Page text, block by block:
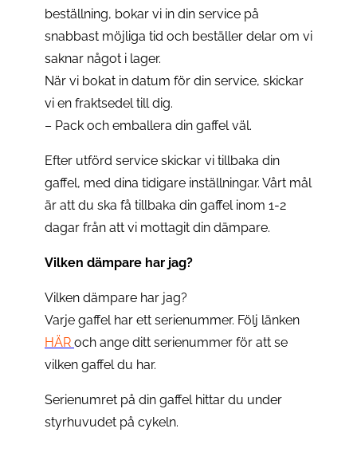
beställning, bokar vi in din service på
snabbast möjliga tid och beställer delar om vi
saknar något i lager.
När vi bokat in datum för din service, skickar
vi en fraktsedel till dig.
– Pack och emballera din gaffel väl.
Efter utförd service skickar vi tillbaka din
gaffel, med dina tidigare inställningar. Vårt mål
är att du ska få tillbaka din gaffel inom 1-2
dagar från att vi mottagit din dämpare.
Vilken dämpare har jag?
Vilken dämpare har jag?
Varje gaffel har ett serienummer. Följ länken
HÄR och ange ditt serienummer för att se
vilken gaffel du har.
Serienumret på din gaffel hittar du under
styrhuvudet på cykeln.